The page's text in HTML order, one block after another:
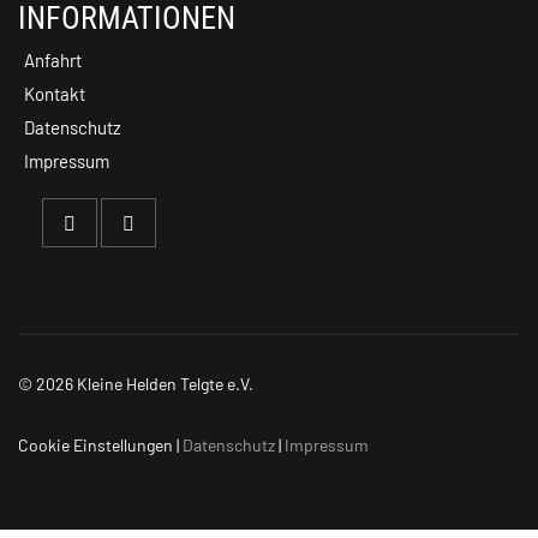
INFORMATIONEN
Anfahrt
Kontakt
Datenschutz
Impressum
© 2026 Kleine Helden Telgte e.V.
Cookie Einstellungen | Datenschutz| Impressum